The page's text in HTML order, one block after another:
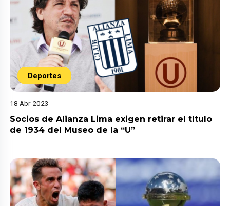
Deportes
18 Abr 2023
Socios de Alianza Lima exigen retirar el título
de 1934 del Museo de la “U”